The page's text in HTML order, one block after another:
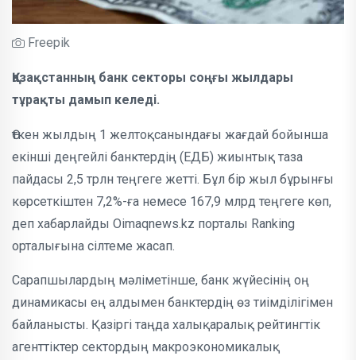
Freepik
Қазақстанның банк секторы соңғы жылдары
тұрақты дамып келеді.
Өткен жылдың 1 желтоқсанындағы жағдай бойынша
екінші деңгейлі банктердің (ЕДБ) жиынтық таза
пайдасы 2,5 трлн теңгеге жетті. Бұл бір жыл бұрынғы
көрсеткіштен 7,2%-ға немесе 167,9 млрд теңгеге көп,
деп хабарлайды Oimaqnews.kz порталы Ranking
орталығына сілтеме жасап.
Сарапшылардың мәліметінше, банк жүйесінің оң
динамикасы ең алдымен банктердің өз тиімділігімен
байланысты. Қазіргі таңда халықаралық рейтингтік
агенттіктер сектордың макроэкономикалық